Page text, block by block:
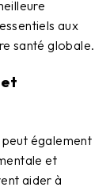
aux
santé globale.
également
et
aider à